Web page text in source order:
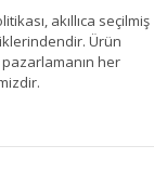
akıllıca seçilmiş
Ürün
her